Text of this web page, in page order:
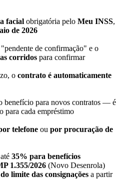
facial obrigatória pelo Meu INSS,
de 2026
de confirmação" e o
corridos para confirmar
o contrato é automaticamente
benefício para novos contratos — é
para cada empréstimo
telefone ou por procuração de
35% para benefícios
1.355/2026 (Novo Desenrola)
limite das consignações a partir